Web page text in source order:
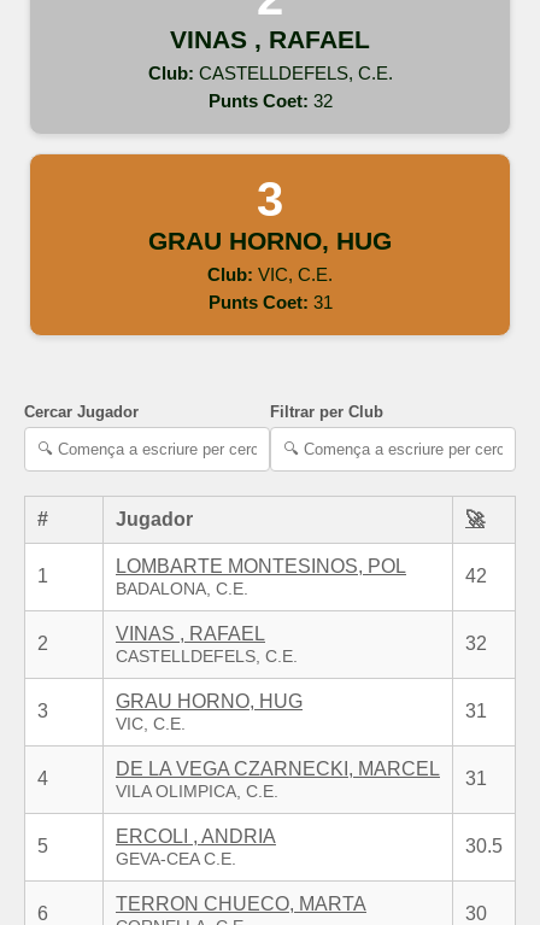
VINAS , RAFAEL
Club: CASTELLDEFELS, C.E.
Punts Coet: 32
GRAU HORNO, HUG
Club: VIC, C.E.
Punts Coet: 31
Cercar Jugador Filtrar per Club
# Jugador 🚀
1 LOMBARTE MONTESINOS, POL 42
2 VINAS , RAFAEL 32
3 GRAU HORNO, HUG 31
4 DE LA VEGA CZARNECKI, MARCEL 31
5 ERCOLI , ANDRIA 30.5
6 TERRON CHUECO, MARTA 30